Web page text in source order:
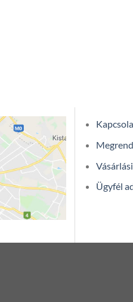
Ügyfél